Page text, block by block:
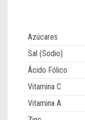
Azúcares
Sal (Sodio)
Ácido Fólico
Vitamina C
Vitamina A